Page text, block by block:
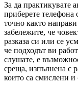
За да практикувате
приберете телефона
точно както
забележите, че
разказа си или се
че подходът ви
слушате, е
среща, изпълнена с
които са смислени и